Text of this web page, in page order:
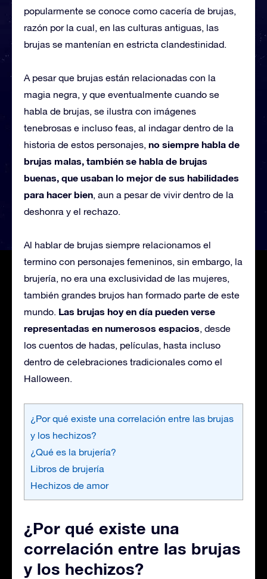
popularmente se conoce como cacería de brujas,
razón por la cual, en las culturas antiguas, las
brujas se mantenían en estricta clandestinidad.
A pesar que brujas están relacionadas con la
magia negra, y que eventualmente cuando se
habla de brujas, se ilustra con imágenes
tenebrosas e incluso feas, al indagar dentro de la
historia de estos personajes, no siempre habla de
brujas malas, también se habla de brujas
buenas, que usaban lo mejor de sus habilidades
para hacer bien, aun a pesar de vivir dentro de la
deshonra y el rechazo.
Al hablar de brujas siempre relacionamos el
termino con personajes femeninos, sin embargo, la
brujería, no era una exclusividad de las mujeres,
también grandes brujos han formado parte de este
mundo. Las brujas hoy en día pueden verse
representadas en numerosos espacios, desde
los cuentos de hadas, películas, hasta incluso
dentro de celebraciones tradicionales como el
Halloween.
¿Por qué existe una correlación entre las brujas
y los hechizos?
¿Qué es la brujería?
Libros de brujería
Hechizos de amor
¿Por qué existe una
correlación entre las brujas
y los hechizos?